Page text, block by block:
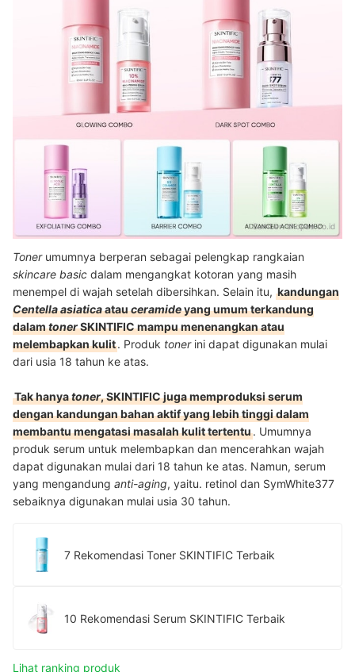
Sumber:shopee.co.id
Tonerumumnya berperan sebagai pelengkap rangkaian
skincare basic dalam mengangkat kotoran yang masih
menempel di wajah setelah dibersihkan. Selain itu, kandungan
Centella asiaticaatauceramideyang umum terkandung
dalamtonerSKINTIFIC mampu menenangkan atau
melembapkan kulit. Produk tonerini dapat digunakan mulai
dari usia 18 tahun ke atas.
Tak hanyatoner, SKINTIFIC juga memproduksi serum
dengan kandungan bahan aktif yang lebih tinggi dalam
membantu mengatasi masalah kulit tertentu. Umumnya
produk serum untuk melembapkan dan mencerahkan wajah
dapat digunakan mulai dari 18 tahun ke atas. Namun, serum
yang mengandung anti-aging, yaitu. retinol dan SymWhite377
sebaiknya digunakan mulai usia 30 tahun.
7 Rekomendasi Toner SKINTIFIC Terbaik
10 Rekomendasi Serum SKINTIFIC Terbaik
Lihat ranking produk